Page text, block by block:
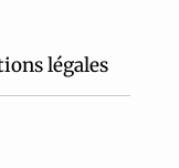
légales